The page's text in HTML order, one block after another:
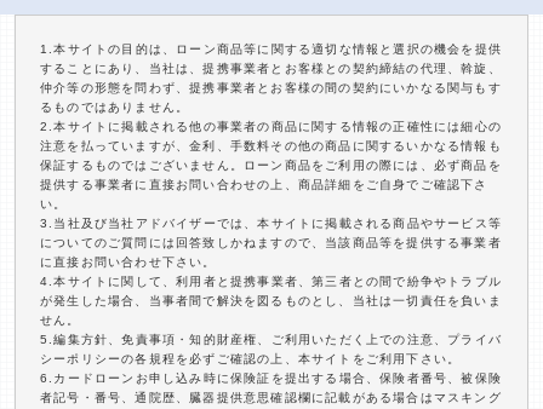
1.本サイトの目的は、ローン商品等に関する適切な情報と選択の機会を提供
することにあり、当社は、提携事業者とお客様との契約締結の代理、斡旋、
仲介等の形態を問わず、提携事業者とお客様の間の契約にいかなる関与もす
るものではありません。
2.本サイトに掲載される他の事業者の商品に関する情報の正確性には細心の
注意を払っていますが、金利、手数料その他の商品に関するいかなる情報も
保証するものではございません。ローン商品をご利用の際には、必ず商品を
提供する事業者に直接お問い合わせの上、商品詳細をご自身でご確認下さ
い。
3.当社及び当社アドバイザーでは、本サイトに掲載される商品やサービス等
についてのご質問には回答致しかねますので、当該商品等を提供する事業者
に直接お問い合わせ下さい。
4.本サイトに関して、利用者と提携事業者、第三者との間で紛争やトラブル
が発生した場合、当事者間で解決を図るものとし、当社は一切責任を負いま
せん。
5.編集方針、免責事項・知的財産権、ご利用いただく上での注意、プライバ
シーポリシーの各規程を必ずご確認の上、本サイトをご利用下さい。
6.カードローンお申し込み時に保険証を提出する場合、保険者番号、被保険
者記号・番号、通院歴、臓器提供意思確認欄に記載がある場合はマスキング